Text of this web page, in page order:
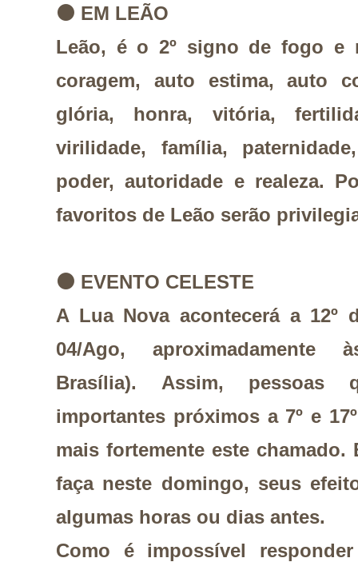
⚫ EM LEÃO
Leão, é o 2º signo de fogo e
coragem, auto estima, auto
glória, honra, vitória,
virilidade, família,
poder, autoridade e realeza.
favoritos de Leão serão
⚫ EVENTO CELESTE
A Lua Nova acontecerá a 12º
04/Ago,
Brasília). Assim, pessoas
importantes próximos a 7º e
mais fortemente este chamado.
faça neste domingo, seus
algumas horas ou dias antes.
Como é impossível